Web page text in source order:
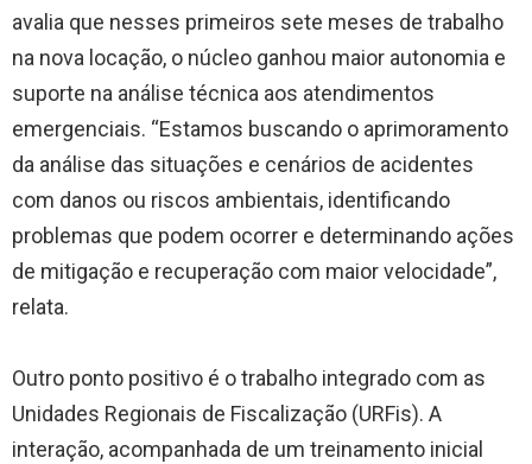
avalia que nesses primeiros sete meses de trabalho
na nova locação, o núcleo ganhou maior autonomia e
suporte na análise técnica aos atendimentos
emergenciais. “Estamos buscando o aprimoramento
da análise das situações e cenários de acidentes
com danos ou riscos ambientais, identificando
problemas que podem ocorrer e determinando ações
de mitigação e recuperação com maior velocidade”,
relata.
Outro ponto positivo é o trabalho integrado com as
Unidades Regionais de Fiscalização (URFis). A
interação, acompanhada de um treinamento inicial